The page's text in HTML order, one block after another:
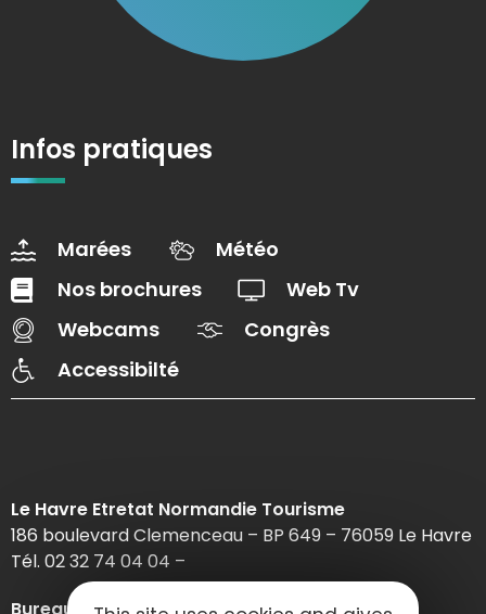
Infos pratiques
Marées
Météo
Nos brochures
Web Tv
Webcams
Congrès
Accessibilté
Le Havre Etretat Normandie Tourisme
186 boulevard Clemenceau – BP 649 – 76059 Le Havre
Tél. 02 32 74 04 04 –